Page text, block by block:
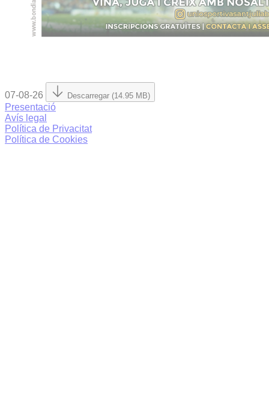
07-08-26 Descarregar (14.95 MB)
Presentació
Avís legal
Política de Privacitat
Política de Cookies